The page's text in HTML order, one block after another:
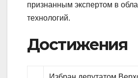
признанным экспертом в
технологий.
Достижения